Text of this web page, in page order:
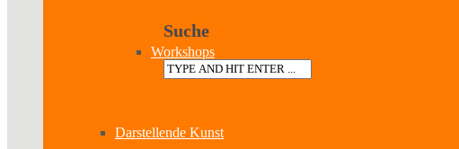
Workshops
Darstellende Kunst
Suche